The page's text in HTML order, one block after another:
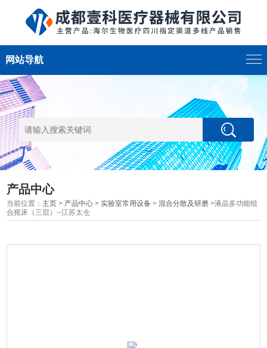
网站导航
产品中心
当前位置： 主页 > 产品中心 >实验室常用设备 >混合分散及研磨 >液晶多功能组
合摇床（三层）--江苏太仓